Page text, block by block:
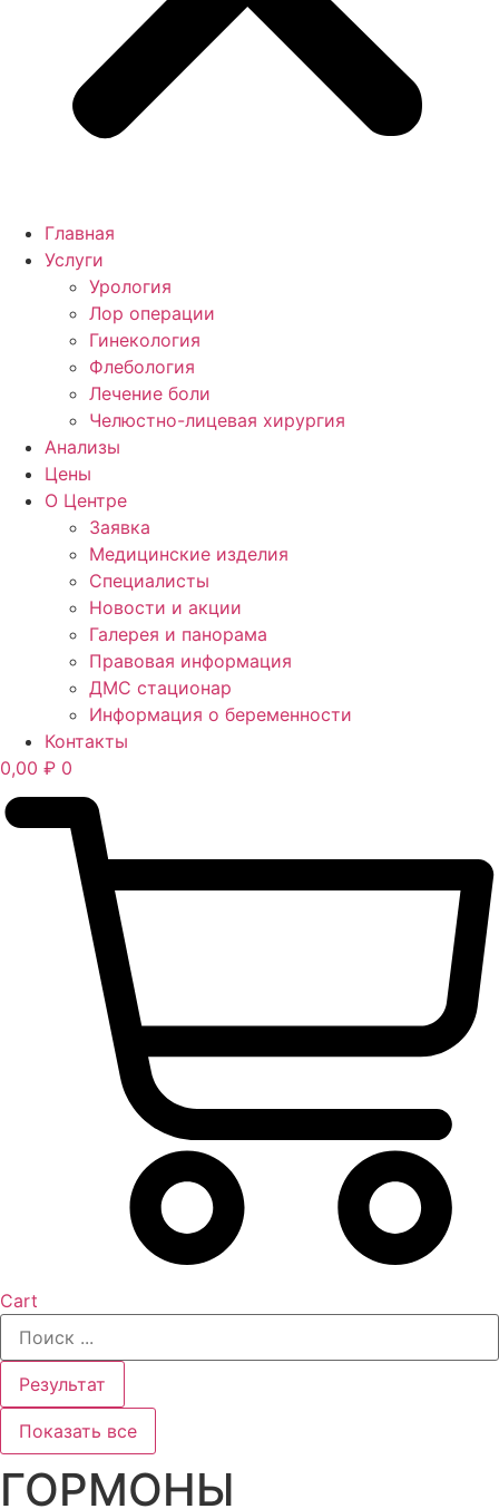
Главная
Услуги
Урология
Лор операции
Гинекология
Флебология
Лечение боли
Челюстно-лицевая хирургия
Анализы
Цены
О Центре
Заявка
Медицинские изделия
Специалисты
Новости и акции
Галерея и панорама
Правовая информация
ДМС стационар
Информация о беременности
Контакты
0,00 ₽ 0
Cart
Search
Результат
Показать все
ГОРМОНЫ